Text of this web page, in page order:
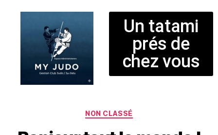
Un tatami
prés de
chez vous
NON CLASSÉ